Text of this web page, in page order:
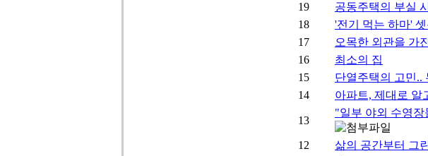
19
공동주택의 부실
18
'전기 먹는 하마'
17
오목한 외관을 가
16
최소의 집
15
단열주택의 고민..
14
아파트, 제대로 알
13
"일부 야외 수영
12 삶의 공간부터 그